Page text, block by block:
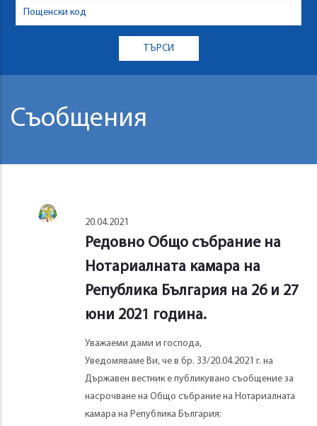
Съобщения
20.04.2021
Редовно Общо събрание на
Нотариалната камара на
Република България на 26 и 27
юни 2021 година.
Уважаеми дами и господа,
Уведомяваме Ви, че в бр. 33/20.04.2021 г. на
Държавен вестник е публикувано съобщение за
насрочване на Общо събрание на Нотариалната
камара на Република България: